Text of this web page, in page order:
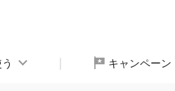
キャンペーン